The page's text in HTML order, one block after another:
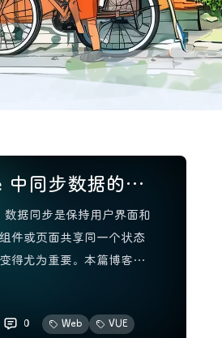
中同步数据的技
据同步是保持用户界面和
件或页面共享同一个状态
得尤为重要。本篇博客将
0 Web VUE